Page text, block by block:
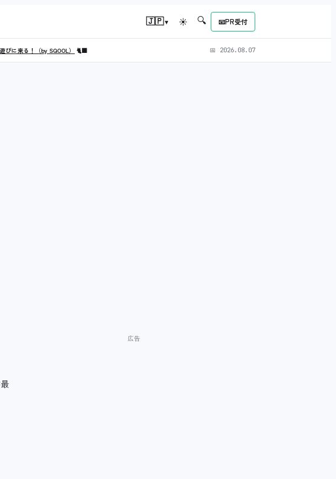
🇯🇵▾ ☀ 🔍 📧PR受付
に来る！（by SQOOL） 🐈‍⬛ 📅 2026.08.07